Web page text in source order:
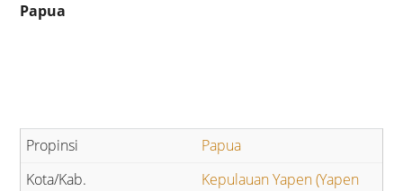
Papua
Papua
Kepulauan Yapen (Yapen